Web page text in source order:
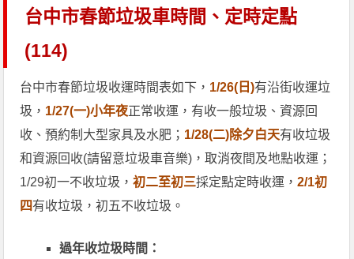
台中市春節垃圾車時間、定時定點
(114)
台中市春節垃圾收運時間表如下， 1/26(日)有沿街收運垃
圾， 1/27(一)小年夜正常收運，有收一般垃圾、資源回
收、預約制大型家具及水肥； 1/28(二)除夕白天有收垃圾
和資源回收(請留意垃圾車音樂)，取消夜間及地點收運；
1/29初一不收垃圾，初二至初三採定點定時收運，2/1初
四有收垃圾，初五不收垃圾。
過年收垃圾時間：